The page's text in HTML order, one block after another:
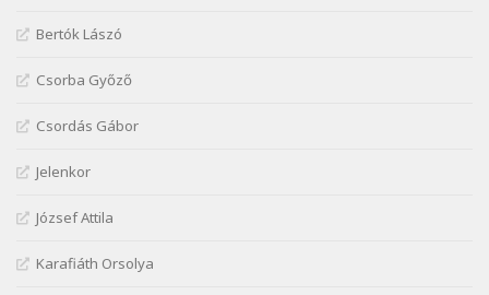
Márai Sándor: Zsoltár
Mária Sándor: Hallgatás
Szélkiáltó
Szélkiáltó
Nagy Bandó András: Bagon át
Szélkiáltó
Nagy Bandó András: Botos tánc
Bertók Lászó
Csorba Győző
Csordás Gábor
Jelenkor
József Attila
Karafiáth Orsolya